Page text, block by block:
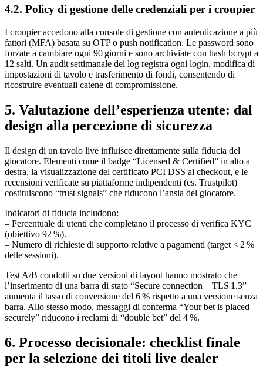
4.2. Policy di gestione delle credenziali per i croupier
I croupier accedono alla console di gestione con autenticazione a più
fattori (MFA) basata su OTP o push notification. Le password sono
forzate a cambiare ogni 90 giorni e sono archiviate con hash bcrypt a
12 salti. Un audit settimanale dei log registra ogni login, modifica di
impostazioni di tavolo e trasferimento di fondi, consentendo di
ricostruire eventuali catene di compromissione.
5. Valutazione dell’esperienza utente: dal
design alla percezione di sicurezza
Il design di un tavolo live influisce direttamente sulla fiducia del
giocatore. Elementi come il badge “Licensed & Certified” in alto a
destra, la visualizzazione del certificato PCI DSS al checkout, e le
recensioni verificate su piattaforme indipendenti (es. Trustpilot)
costituiscono “trust signals” che riducono l’ansia del giocatore.
Indicatori di fiducia includono:
– Percentuale di utenti che completano il processo di verifica KYC
(obiettivo 92 %).
– Numero di richieste di supporto relative a pagamenti (target < 2 %
delle sessioni).
Test A/B condotti su due versioni di layout hanno mostrato che
l’inserimento di una barra di stato “Secure connection – TLS 1.3”
aumenta il tasso di conversione del 6 % rispetto a una versione senza
barra. Allo stesso modo, messaggi di conferma “Your bet is placed
securely” riducono i reclami di “double bet” del 4 %.
6. Processo decisionale: checklist finale
per la selezione dei titoli live dealer